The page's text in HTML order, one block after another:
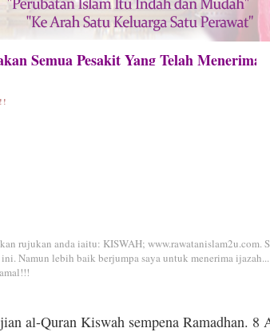
Pesakit Yang Telah Menerima
rujukan anda iaitu: KISWAH; www.rawatanislam2u.com.
Namun lebih baik berjumpa saya untuk menerima
al-Quran Kiswah sempena Ramadhan. 8